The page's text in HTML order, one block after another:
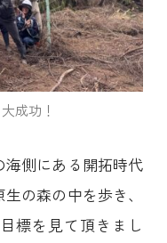
成功！
側にある開拓時代
の森の中を歩き、
標を見て頂きまし